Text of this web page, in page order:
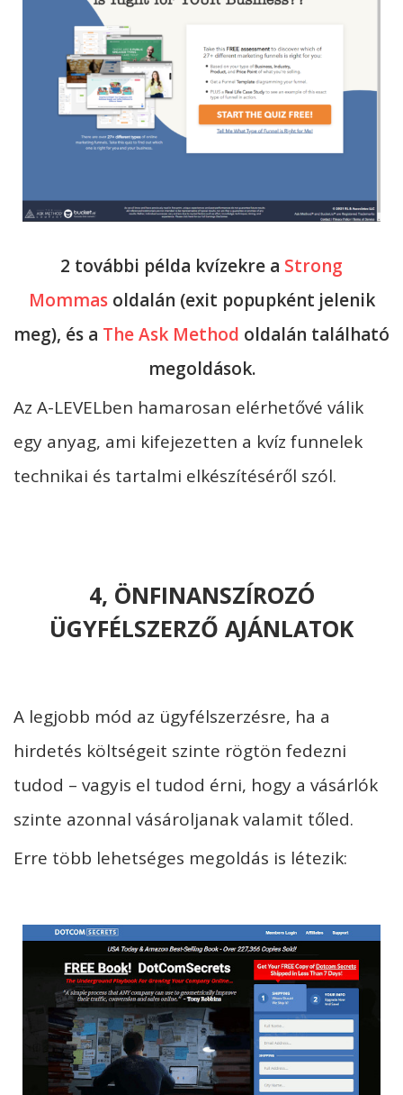
2 további példa kvízekre a Strong
Mommas oldalán (exit popupként jelenik
meg), és a The Ask Method oldalán található
megoldások.
Az A-LEVELben hamarosan elérhetővé válik
egy anyag, ami kifejezetten a kvíz funnelek
technikai és tartalmi elkészítéséről szól.
4, ÖNFINANSZÍROZÓ
ÜGYFÉLSZERZŐ AJÁNLATOK
A legjobb mód az ügyfélszerzésre, ha a
hirdetés költségeit szinte rögtön fedezni
tudod – vagyis el tudod érni, hogy a vásárlók
szinte azonnal vásároljanak valamit tőled.
Erre több lehetséges megoldás is létezik: